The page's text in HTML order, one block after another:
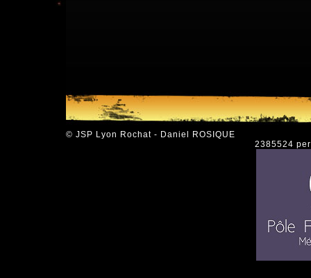
© JSP Lyon Rochat - Daniel ROSIQUE
2385524